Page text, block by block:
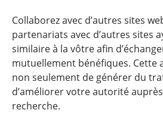
Collaborez avec d’autres sites
partenariats avec d’autres sites
similaire à la vôtre afin
mutuellement bénéfiques. Cette
non seulement de générer du
d’améliorer votre autorité
recherche.